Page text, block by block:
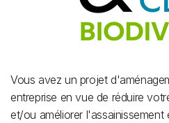
Vous avez un projet
entreprise en vue de réduire
et/ou améliorer